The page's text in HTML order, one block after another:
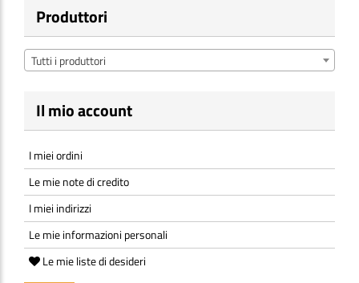
Produttori
Tutti i produttori
Il mio account
I miei ordini
Le mie note di credito
I miei indirizzi
Le mie informazioni personali
Le mie liste di desideri